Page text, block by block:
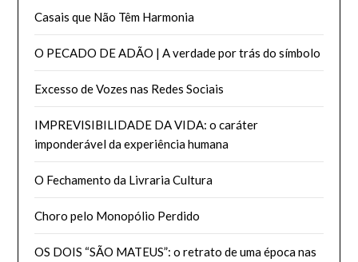
Casais que Não Têm Harmonia
O PECADO DE ADÃO | A verdade por trás do símbolo
Excesso de Vozes nas Redes Sociais
IMPREVISIBILIDADE DA VIDA: o caráter
imponderável da experiência humana
O Fechamento da Livraria Cultura
Choro pelo Monopólio Perdido
OS DOIS “SÃO MATEUS”: o retrato de uma época nas